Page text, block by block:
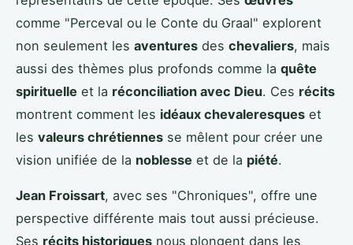
comme "Perceval ou le Conte du Graal" explorent
non seulement les aventures des chevaliers, mais
aussi des thèmes plus profonds comme la quête
spirituelle et la réconciliation avec Dieu. Ces récits
montrent comment les idéaux chevaleresques et
les valeurs chrétiennes se mêlent pour créer une
vision unifiée de la noblesse et de la piété.
Jean Froissart, avec ses "Chroniques", offre une
perspective différente mais tout aussi précieuse.
Ses récits historiques nous plongent dans les